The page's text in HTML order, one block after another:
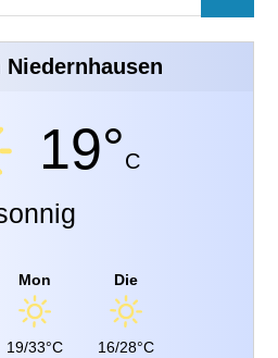
19°C
Mon
19/33°C
Die
16/28°C